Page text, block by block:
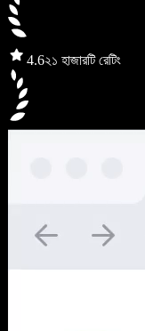
4.6২১ হাজারটি রেটিং